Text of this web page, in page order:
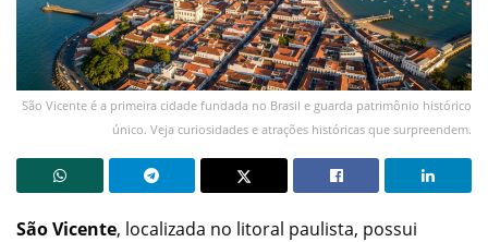
São Vicente é a primeira cidade fundada no Brasil e guarda patrimônio histórico
único. Veja curiosidades e atrações históricas que surpreendem.
São Vicente, localizada no litoral paulista, possui